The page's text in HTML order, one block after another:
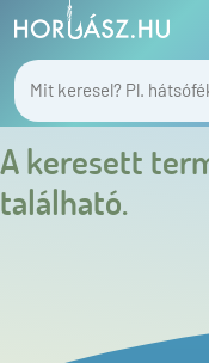
A keresett
található.